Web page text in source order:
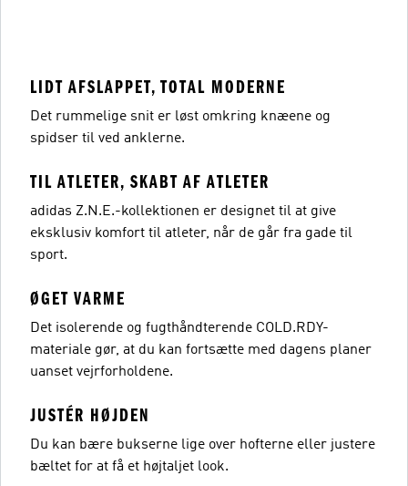
LIDT AFSLAPPET, TOTAL MODERNE
Det rummelige snit er løst omkring knæene og
spidser til ved anklerne.
TIL ATLETER, SKABT AF ATLETER
adidas Z.N.E.-kollektionen er designet til at give
eksklusiv komfort til atleter, når de går fra gade til
sport.
ØGET VARME
Det isolerende og fugthåndterende COLD.RDY-
materiale gør, at du kan fortsætte med dagens planer
uanset vejrforholdene.
JUSTÉR HØJDEN
Du kan bære bukserne lige over hofterne eller justere
bæltet for at få et højtaljet look.